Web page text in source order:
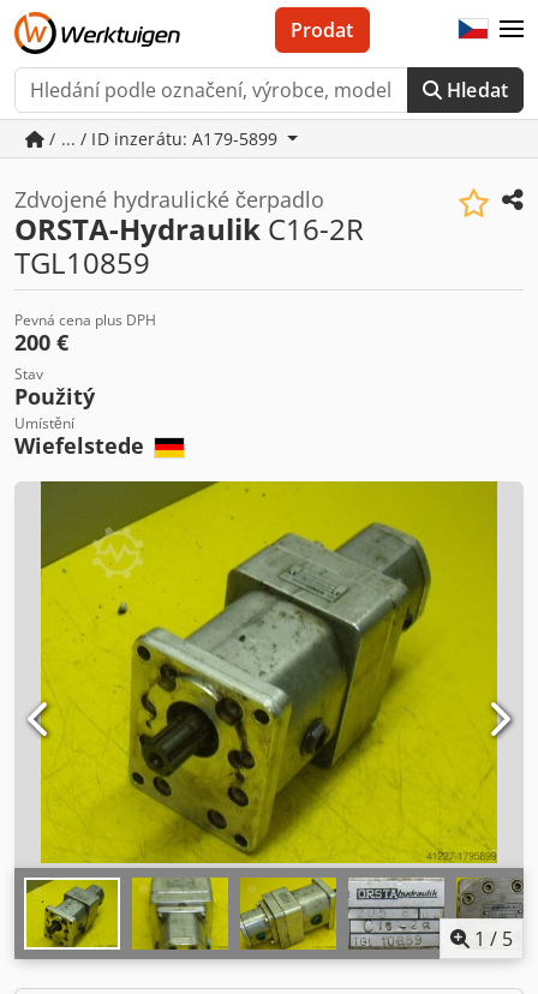
Hledat
Prodat
/ ... / ID inzerátu: A179-5899
Zdvojené hydraulické čerpadlo
ORSTA-Hydraulik C16-2R
TGL10859
Pevná cena plus DPH
200 €
Stav
Použitý
Umístění
Wiefelstede
1 / 5